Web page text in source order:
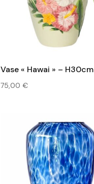
Vase « Hawai » – H30cm
75,00€